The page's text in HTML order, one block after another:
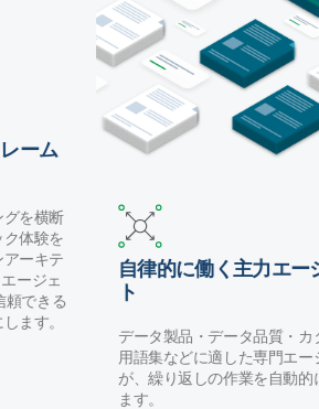
ーム
を横断
体験を
ーキテ
ージェ
できる
ます。
自律的に働く主力エー
ト
データ製品・データ品質・カ
用語集などに適した専門エー
が、繰り返しの作業を自動的
ます。